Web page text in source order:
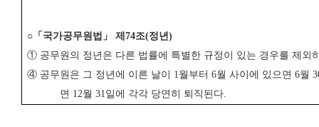
○「 국가공무원법 」 제 74조(정년 )
① 공무원의 정년은 다른 법률에 특별한 규정이 있는 경우를 제외
④ 공무원은 그 정년에 이른 날이 1 월부터 6월 사이에 있으면 6월
면 12월31 일에 각각 당연히 퇴직된다